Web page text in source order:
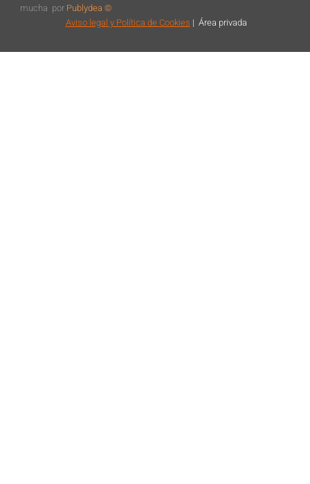
mucha por Publydea ©
Aviso legal y Política de Cookies | Área privada